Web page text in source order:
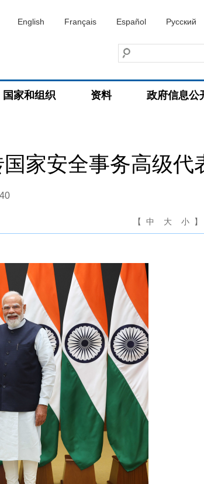
English Français Español Русский
国家和组织 资料 政府信息公
家安全事务高级代
【 中 大 小 】